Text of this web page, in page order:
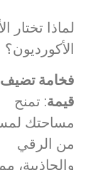
لماذا تختار
الأكورديون؟
فخامة تضيف
قيمة: تمنح
مساحتك
من الرقي
والجاذبية،